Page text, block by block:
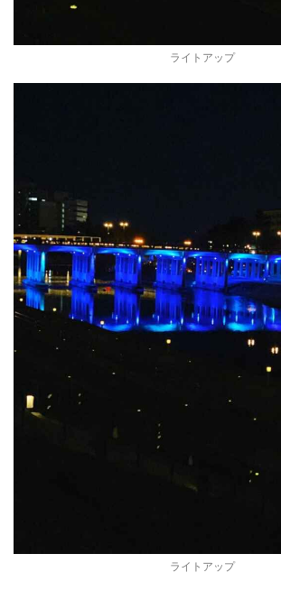
ライトアップ
ライトアップ